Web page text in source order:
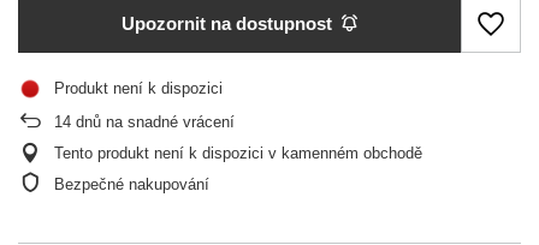
Upozornit na dostupnost
Produkt není k dispozici
14 dnů na snadné vrácení
Tento produkt není k dispozici v kamenném obchodě
Bezpečné nakupování